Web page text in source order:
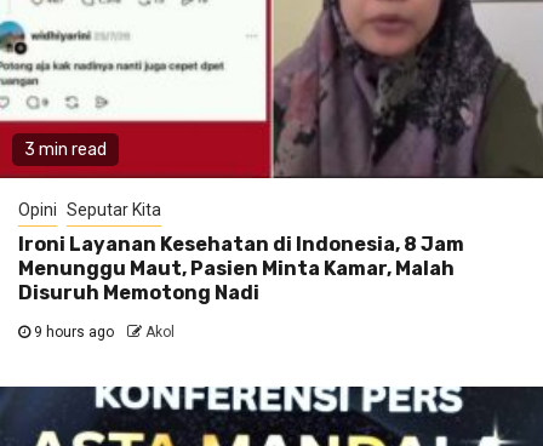
3 min read
Opini Seputar Kita
Ironi Layanan Kesehatan di Indonesia, 8 Jam
Menunggu Maut, Pasien Minta Kamar, Malah
Disuruh Memotong Nadi
9 hours ago Akol